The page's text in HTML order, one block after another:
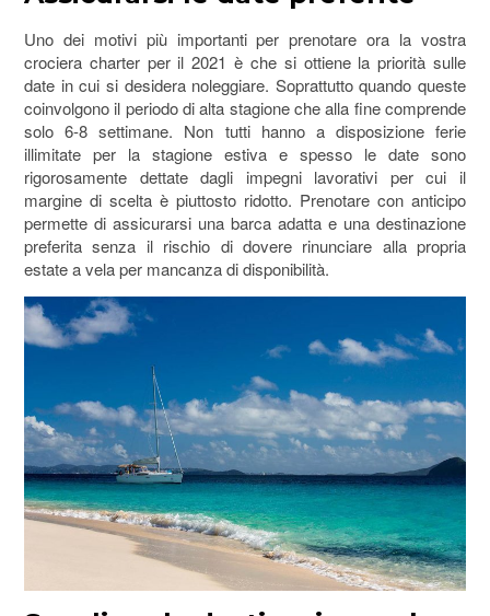
Uno dei motivi più importanti per prenotare ora la vostra
crociera charter per il 2021 è che si ottiene la priorità sulle
date in cui si desidera noleggiare. Soprattutto quando queste
coinvolgono il periodo di alta stagione che alla fine comprende
solo 6-8 settimane. Non tutti hanno a disposizione ferie
illimitate per la stagione estiva e spesso le date sono
rigorosamente dettate dagli impegni lavorativi per cui il
margine di scelta è piuttosto ridotto. Prenotare con anticipo
permette di assicurarsi una barca adatta e una destinazione
preferita senza il rischio di dovere rinunciare alla propria
estate a vela per mancanza di disponibilità.